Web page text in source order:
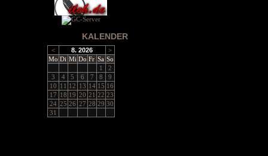
KALENDER
< 8. 2026
>
Mo Di Mi Do Fr Sa So
1
2
3
4 5 6 7 8
9
10 11 12 13 14 15 16
17 18 19 20 21 22 23
24 25 26 27 28 29 30
31